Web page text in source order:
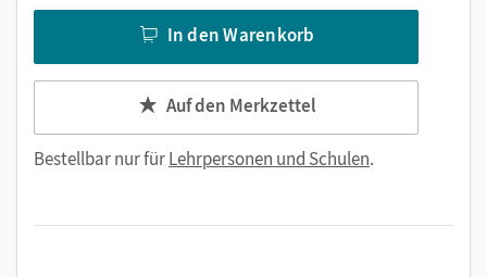
In den Warenkorb
Auf den Merkzettel
Bestellbar nur fürLehrpersonen und Schulen.